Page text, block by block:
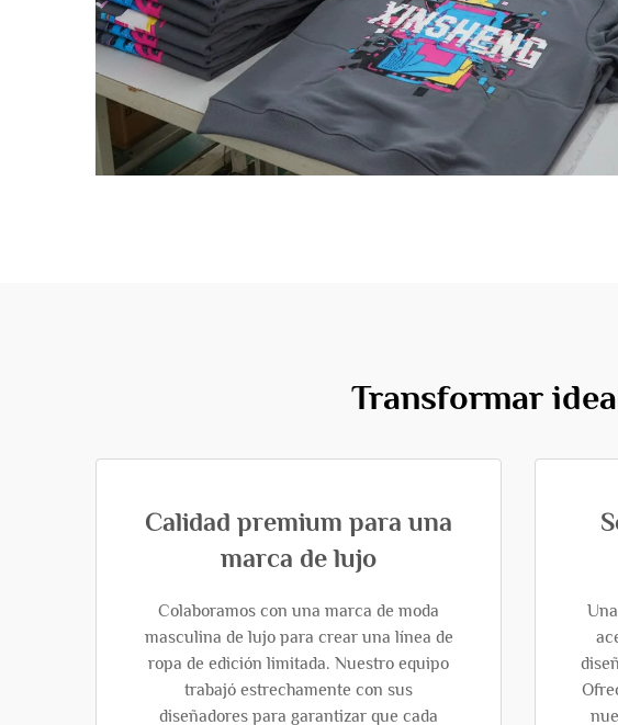
Transformar
Calidad premium para una
marca de lujo
Colaboramos con una marca de moda
masculina de lujo para crear una línea de
ropa de edición limitada. Nuestro equipo
trabajó estrechamente con sus
diseñadores para garantizar que cada